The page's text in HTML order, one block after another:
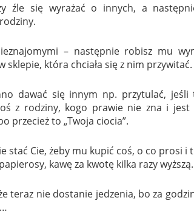
źle się wyrażać o innych, a
– następnie robisz mu
sklepie, która chciała się z nim przywitać.
dawać się innym np. przytulać,
z rodziny, kogo prawie nie zna i jest
przecież to „Twoja ciocia”.
stać Cie, żeby mu kupić coś, o co prosi i
kawę za kwotę kilka razy wyższą.
teraz nie dostanie jedzenia, bo za